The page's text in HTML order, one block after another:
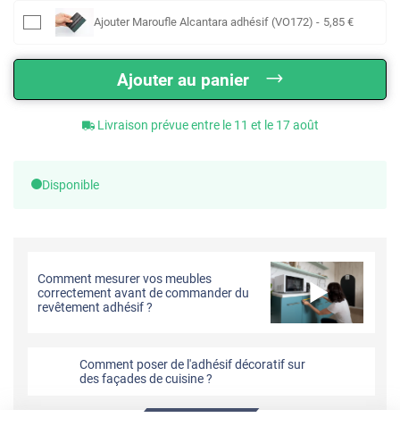
Ajouter Maroufle Alcantara adhésif (VO172) - 5,85 €
Ajouter au panier
Livraison prévue entre le 11 et le 17 août
Disponible
Comment mesurer vos meubles
correctement avant de commander du
revêtement adhésif ?
Comment poser de l'adhésif décoratif sur
des façades de cuisine ?